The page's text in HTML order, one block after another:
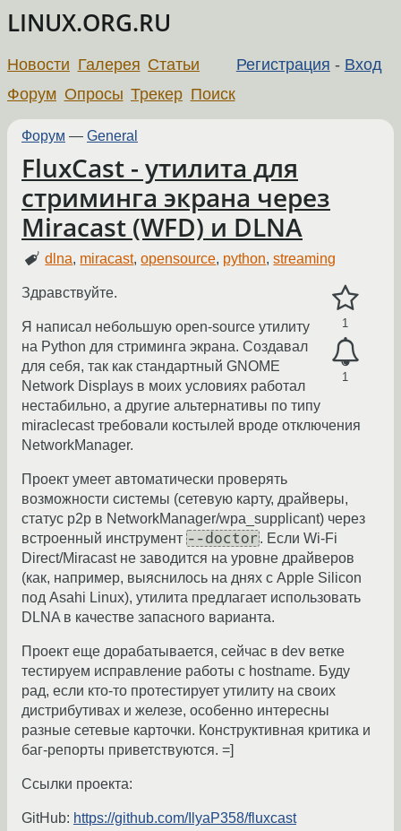
LINUX.ORG.RU
Регистрация - Вход
Новости Галерея Статьи
Форум Опросы Трекер Поиск
Форум — General
FluxCast - утилита для
стриминга экрана через
Miracast (WFD) и DLNA
dlna, miracast,opensource, python,streaming
1
1
Здравствуйте.
Я написал небольшую open-source утилиту
на Python для стриминга экрана. Создавал
для себя, так как стандартный GNOME
Network Displays в моих условиях работал
нестабильно, а другие альтернативы по типу
miraclecast требовали костылей вроде отключения
NetworkManager.
Проект умеет автоматически проверять
возможности системы (сетевую карту, драйверы,
статус p2p в NetworkManager/wpa_supplicant) через
встроенный инструмент --doctor . Если Wi-Fi
Direct/Miracast не заводится на уровне драйверов
(как, например, выяснилось на днях с Apple Silicon
под Asahi Linux), утилита предлагает использовать
DLNA в качестве запасного варианта.
Проект еще дорабатывается, сейчас в dev ветке
тестируем исправление работы с hostname. Буду
рад, если кто-то протестирует утилиту на своих
дистрибутивах и железе, особенно интересны
разные сетевые карточки. Конструктивная критика и
баг-репорты приветствуются. =]
Ссылки проекта:
GitHub: https://github.com/IlyaP358/fluxcast